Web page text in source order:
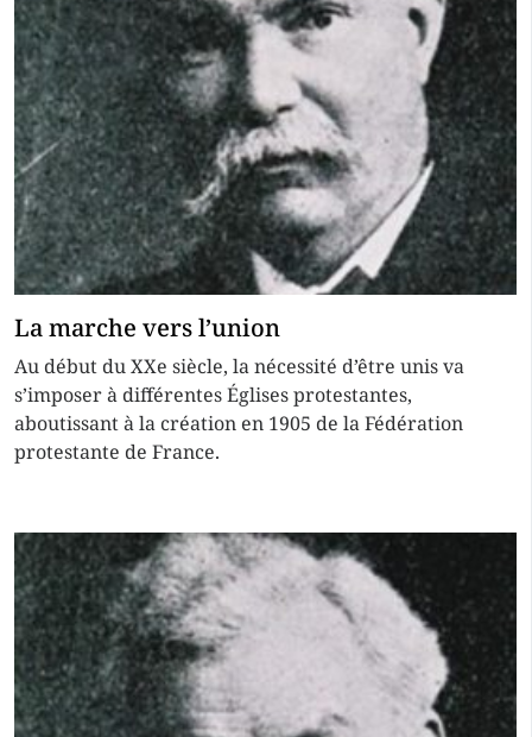
La marche vers l’union
Au début du XXe siècle, la nécessité d’être unis va
s’imposer à différentes Églises protestantes,
aboutissant à la création en 1905 de la Fédération
protestante de France.